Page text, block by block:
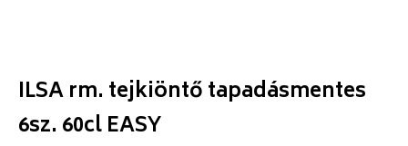
ILSA rm. tejkiöntő tapadásmentes
6sz. 60cl EASY